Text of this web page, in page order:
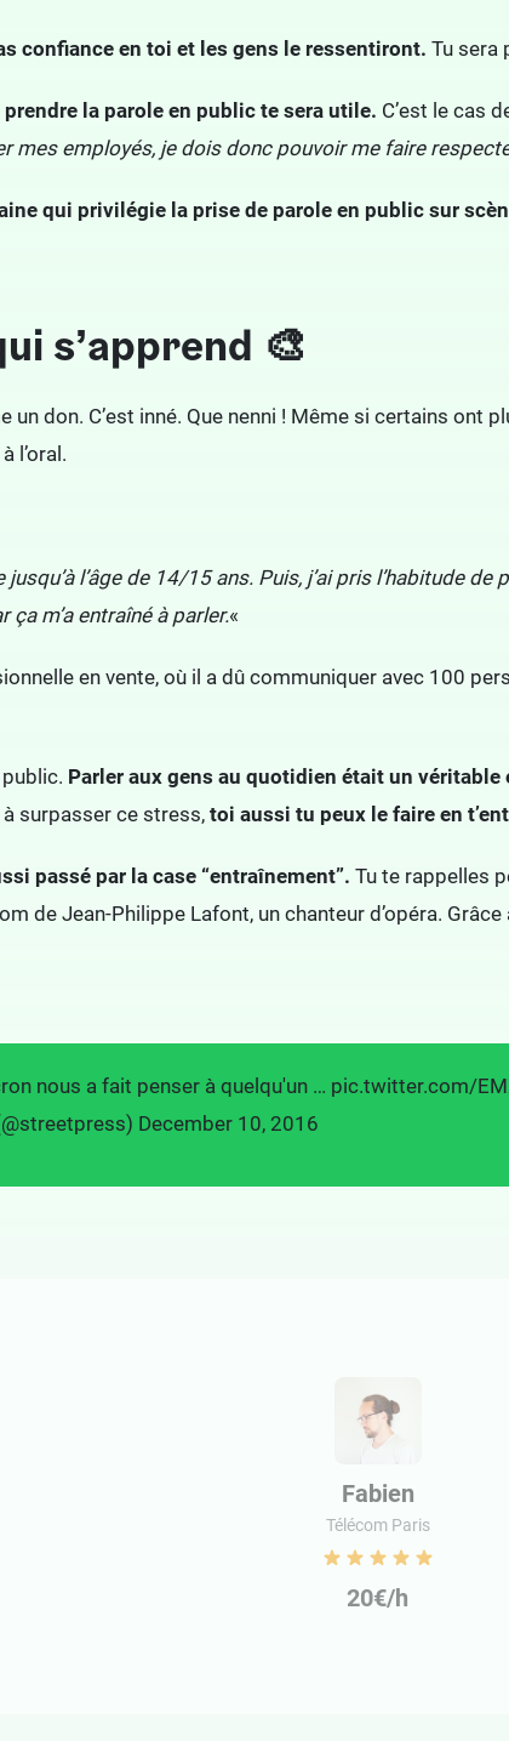
confiance en toi et les gens le ressentiront. Tu sera
la parole en public te sera utile. C’est le cas
mes employés, je dois donc pouvoir me faire
qui privilégie la prise de parole en public sur
s’apprend 🎨
don. C’est inné. Que nenni ! Même si certains ont
l’oral.
l’âge de 14/15 ans. Puis, j’ai pris l’habitude
ça m’a entraîné à parler.«
en vente, où il a dû communiquer avec 100
Parler aux gens au quotidien était un véritable
surpasser ce stress, toi aussi tu peux le faire en
passé par la case “entraînement”. Tu te rappelles
de Jean-Philippe Lafont, un chanteur d’opéra.
nous a fait penser à quelqu'un … pic.twitter.com/
December 10, 2016
Fabien
Télécom Paris
20€/h